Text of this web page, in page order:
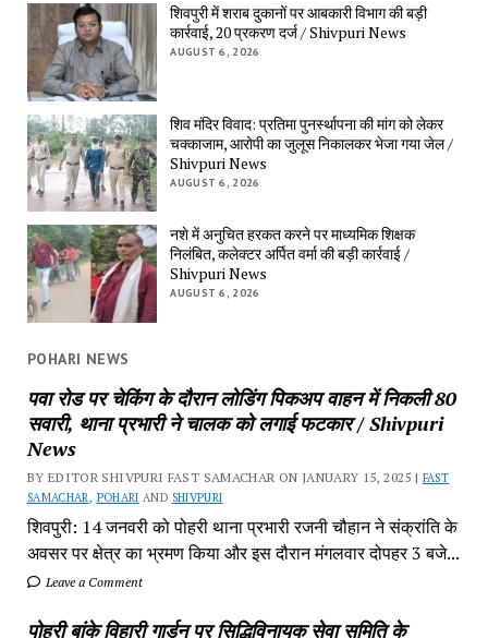
शिवपुरी में शराब दुकानों पर आबकारी विभाग की बड़ी
कार्रवाई, 20 प्रकरण दर्ज / Shivpuri News
AUGUST 6, 2026
शिव मंदिर विवाद: प्रतिमा पुनर्स्थापना की मांग को लेकर
चक्काजाम, आरोपी का जुलूस निकालकर भेजा गया जेल /
Shivpuri News
AUGUST 6, 2026
नशे में अनुचित हरकत करने पर माध्यमिक शिक्षक
निलंबित, कलेक्टर अर्पित वर्मा की बड़ी कार्रवाई /
Shivpuri News
AUGUST 6, 2026
POHARI NEWS
पवा रोड पर चेकिंग के दौरान लोडिंग पिकअप वाहन में निकली 80
सवारी, थाना प्रभारी ने चालक को लगाई फटकार / Shivpuri
News
BY EDITOR SHIVPURI FAST SAMACHAR ON JANUARY 15, 2025 | FAST
SAMACHAR , POHARI AND SHIVPURI
शिवपुरी: 14 जनवरी को पोहरी थाना प्रभारी रजनी चौहान ने संक्रांति के
अवसर पर क्षेत्र का भ्रमण किया और इस दौरान मंगलवार दोपहर 3 बजे...
Leave a Comment
पोहरी बांके विहारी गार्डन पर सिद्धिविनायक सेवा समिति के